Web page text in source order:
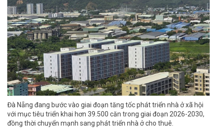
Đà Nẵng đang bước vào giai đoạn tăng tốc phát triển nhà ở xã hội
với mục tiêu triển khai hơn 39.500 căn trong giai đoạn 2026-2030,
đồng thời chuyển mạnh sang phát triển nhà ở cho thuê.